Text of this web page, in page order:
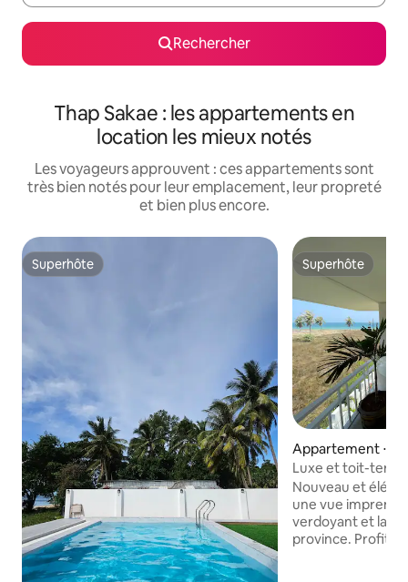
Rechercher
Thap Sakae : les appartements en
location les mieux notés
Les voyageurs approuvent : ces appartements sont
très bien notés pour leur emplacement, leur propreté
et bien plus encore.
Superhôte
Superhôte Superhôte
Superhôte
Appartement ⋅
Luxe et toit-
Nouveau et
une vue
verdoyant et la
province. Profitez